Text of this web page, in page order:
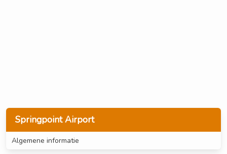
Springpoint Airport
Algemene informatie